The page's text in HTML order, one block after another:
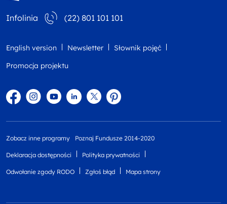
Infolinia (22) 801 101 101
English version Newsletter
Słownik pojęć
Promocja projektu
FacebookInstagram
YouTubeLinkedintwitterPinterest
Zobacz inne programy Poznaj Fundusze 2014-2020
Deklaracja dostępności Polityka prywatności
Odwołanie zgody RODO Zgłoś błąd Mapa strony